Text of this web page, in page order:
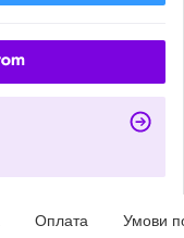
Оплата Умови